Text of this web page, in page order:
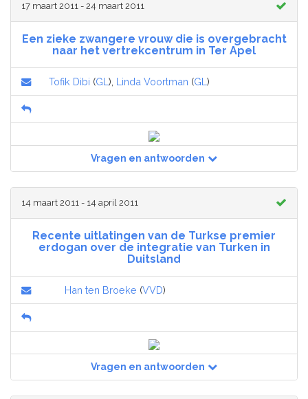
17 maart 2011 - 24 maart 2011
Een zieke zwangere vrouw die is overgebracht
naar het vertrekcentrum in Ter Apel
Tofik Dibi (GL ), Linda Voortman (GL )
Vragen en antwoorden
14 maart 2011 - 14 april 2011
Recente uitlatingen van de Turkse premier
erdogan over de integratie van Turken in
Duitsland
Han ten Broeke (VVD)
Vragen en antwoorden